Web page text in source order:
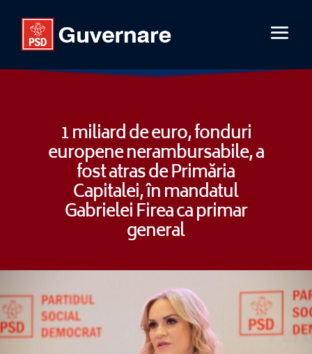
1 miliard de euro, fonduri
europene nerambursabile, a
fost atras de Primăria
Capitalei, în mandatul
Gabrielei Firea ca primar
general